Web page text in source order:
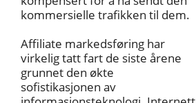
kommersielle trafikken til dem.
Affiliate markedsføring har
virkelig tatt fart de siste årene
grunnet den økte
sofistikasjonen av